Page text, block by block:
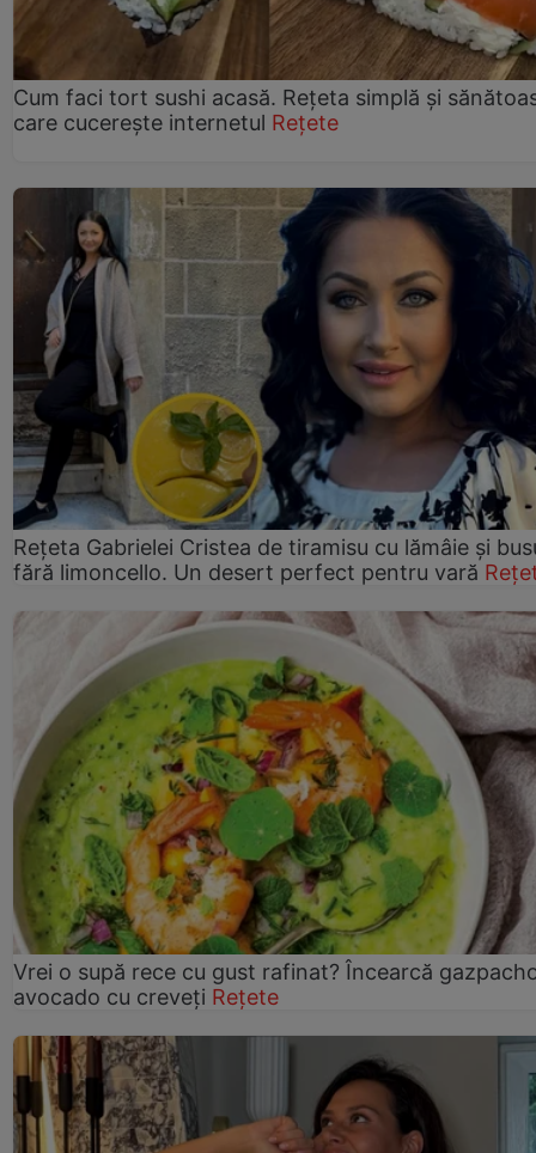
Cum faci tort sushi acasă. Rețeta simplă și
care cucerește internetul Rețete
Rețeta Gabrielei Cristea de tiramisu cu lămâie și
fără limoncello. Un desert perfect pentru vară
Vrei o supă rece cu gust rafinat? Încearcă
avocado cu creveți Rețete